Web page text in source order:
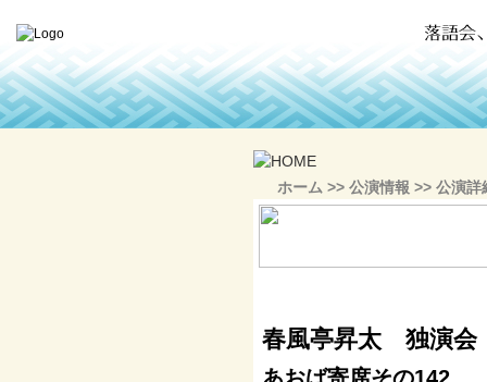
ホーム >> 公演情報 >> 公演詳
春風亭昇太 独演会